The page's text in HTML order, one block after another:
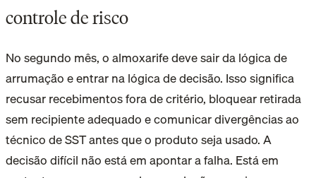
controle de risco
No segundo mês, o almoxarife deve sair da lógica de
arrumação e entrar na lógica de decisão. Isso significa
recusar recebimentos fora de critério, bloquear retirada
sem recipiente adequado e comunicar divergências ao
técnico de SST antes que o produto seja usado. A
decisão difícil não está em apontar a falha. Está em